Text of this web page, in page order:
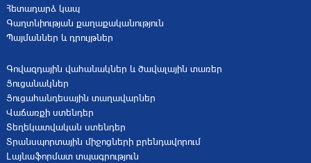
Հետադարձ կապ
Գաղտնիության քաղաքականություն
Պայմաններ և դրույթներ
Գովազդային վահանակներ և ծավալային տառեր
Ցուցանակներ
Ցուցահանդեսային տաղավարներ
Վաճառքի ստենդեր
Տեղեկատվական ստենդեր
Տրանսպորտային միջոցների բրենդավորում
Լայնաֆորմատ տպագրություն